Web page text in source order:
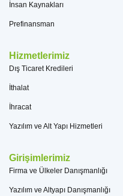
İnsan Kaynakları
Prefinansman
Hizmetlerimiz
Dış Ticaret Kredileri
İthalat
İhracat
Yazılım ve Alt Yapı Hizmetleri
Girişimlerimiz
Firma ve Ülkeler Danışmanlığı
Yazılım ve Altyapı Danışmanlığı